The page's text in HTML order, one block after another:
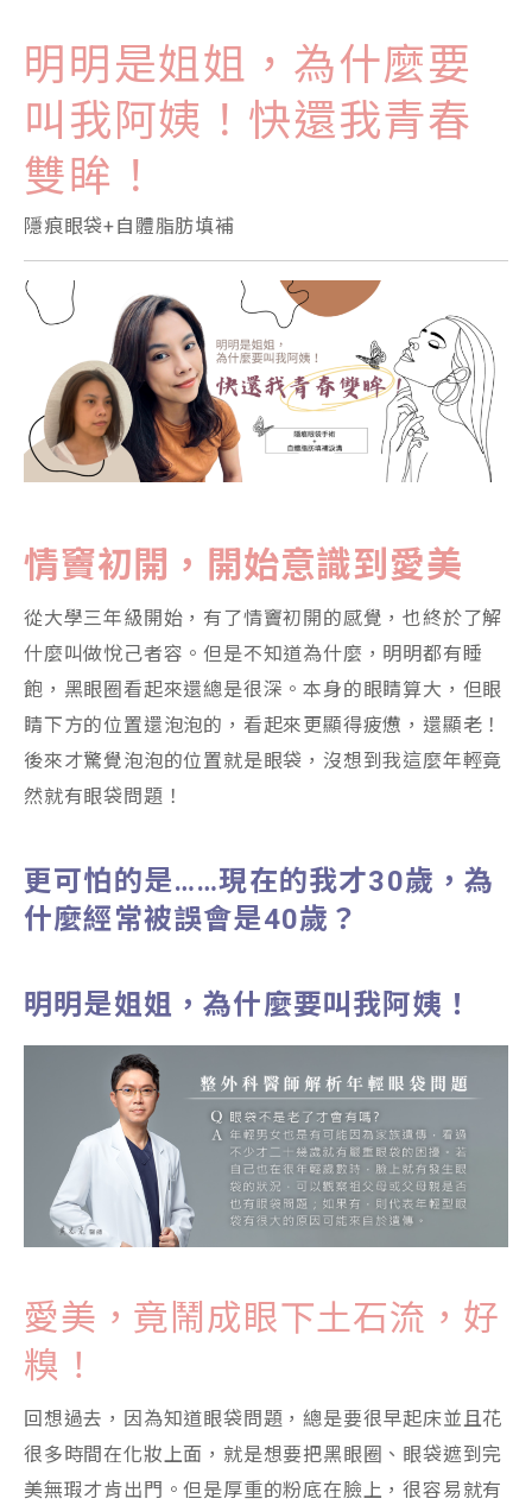
明明是姐姐，為什麼要
叫我阿姨！快還我青春
雙眸！
隱痕眼袋+自體脂肪填補
情竇初開，開始意識到愛美
從大學三年級開始，有了情竇初開的感覺，也終於了解
什麼叫做悅己者容。但是不知道為什麼，明明都有睡
飽，黑眼圈看起來還總是很深。本身的眼睛算大，但眼
睛下方的位置還泡泡的，看起來更顯得疲憊，還顯老！
後來才驚覺泡泡的位置就是眼袋，沒想到我這麼年輕竟
然就有眼袋問題！
更可怕的是……現在的我才30歲，為
什麼經常被誤會是40歲？
明明是姐姐，為什麼要叫我阿姨！
愛美，竟鬧成眼下土石流，好
糗！
回想過去，因為知道眼袋問題，總是要很早起床並且花
很多時間在化妝上面，就是想要把黑眼圈、眼袋遮到完
美無瑕才肯出門。但是厚重的粉底在臉上，很容易就有